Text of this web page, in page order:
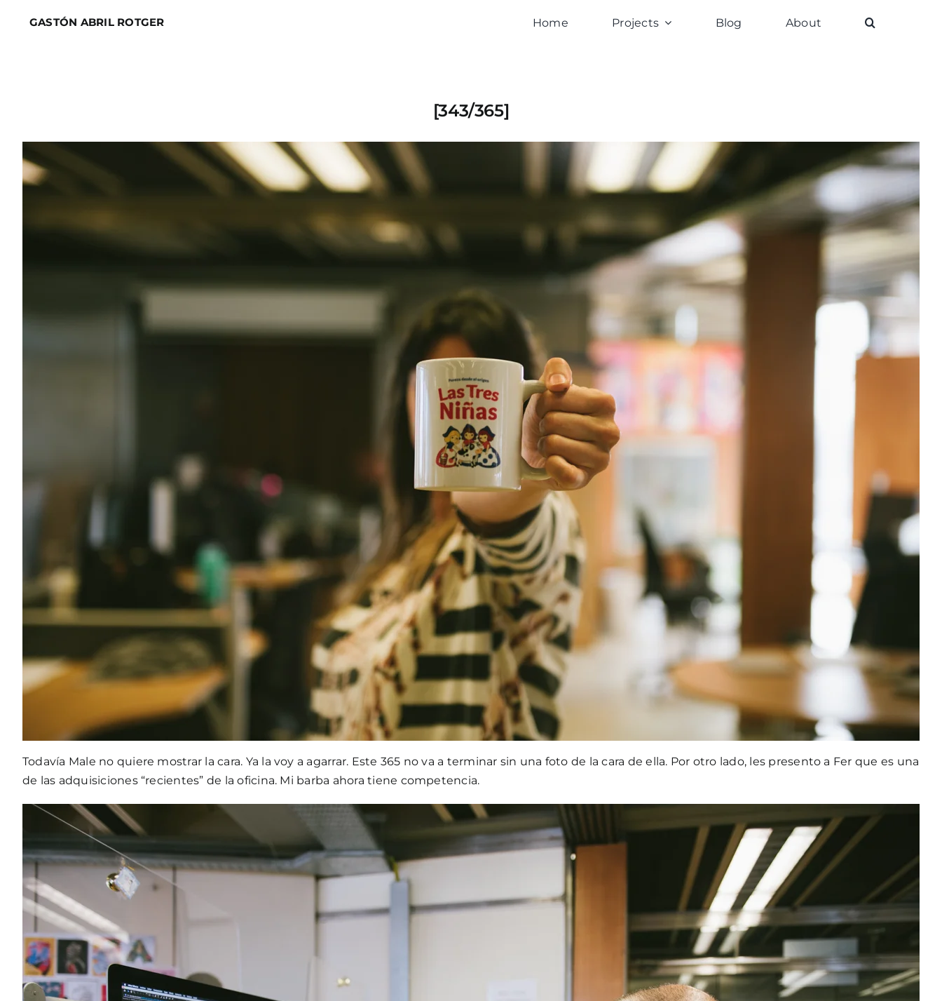
GASTÓN ABRIL ROTGER Home Projects Blog About
[343/365]
Todavía Male no quiere mostrar la cara. Ya la voy a agarrar. Este 365 no va a terminar sin una foto de la cara de ella. Por otro lado, les presento a Fer que es una
de las adquisiciones “recientes” de la oficina. Mi barba ahora tiene competencia.